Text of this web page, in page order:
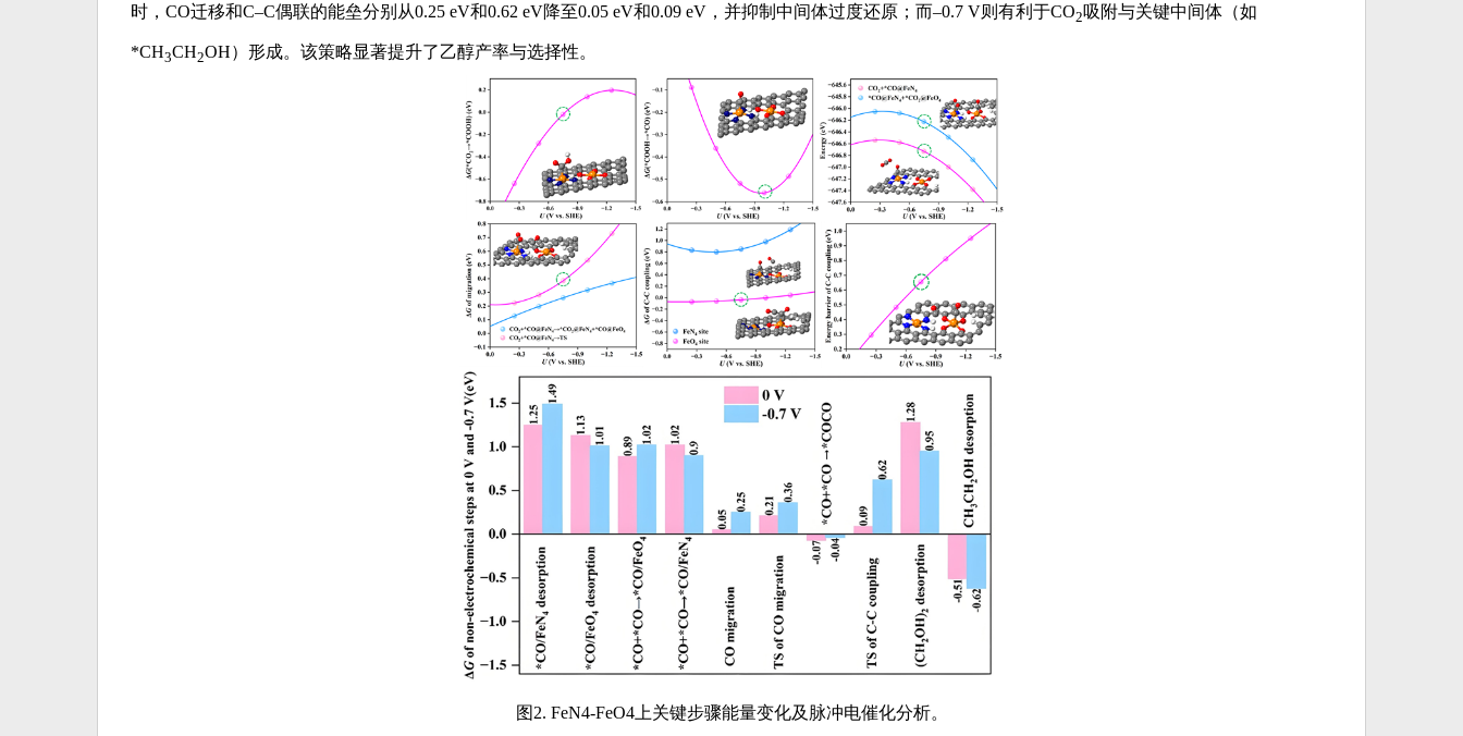
时，CO迁移和C–C偶联的能垒分别从0.25 eV和0.62 eV降至0.05 eV和0.09 eV，并抑制中间体过度还原；而–0.7 V则有利于CO2吸附与关键中间体（如
*CH3CH2OH）形成。该策略显著提升了乙醇产率与选择性。
图2. FeN4-FeO4上关键步骤能量变化及脉冲电催化分析。